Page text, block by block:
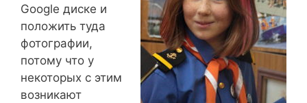
Google диске и
положить туда
фотографии,
потому что у
некоторых с этим
возникают